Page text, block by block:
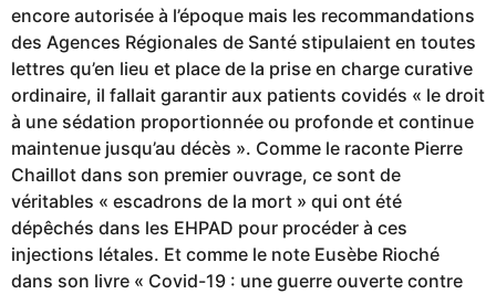
encore autorisée à l’époque mais les recommandations
des Agences Régionales de Santé stipulaient en toutes
lettres qu’en lieu et place de la prise en charge curative
ordinaire, il fallait garantir aux patients covidés « le droit
à une sédation proportionnée ou profonde et continue
maintenue jusqu’au décès ». Comme le raconte Pierre
Chaillot dans son premier ouvrage, ce sont de
véritables « escadrons de la mort » qui ont été
dépêchés dans les EHPAD pour procéder à ces
injections létales. Et comme le note Eusèbe Rioché
dans son livre « Covid-19 : une guerre ouverte contre